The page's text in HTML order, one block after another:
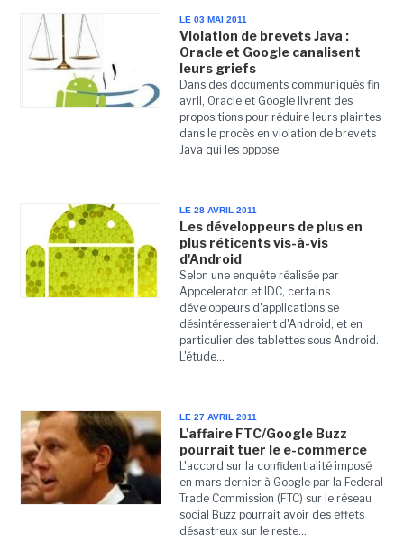
LE 03 MAI 2011
Violation de brevets Java :
Oracle et Google canalisent
leurs griefs
Dans des documents communiqués fin
avril, Oracle et Google livrent des
propositions pour réduire leurs plaintes
dans le procès en violation de brevets
Java qui les oppose.
LE 28 AVRIL 2011
Les développeurs de plus en
plus réticents vis-à-vis
d'Android
Selon une enquête réalisée par
Appcelerator et IDC, certains
développeurs d'applications se
désintéresseraient d'Android, et en
particulier des tablettes sous Android.
L'étude...
LE 27 AVRIL 2011
L'affaire FTC/Google Buzz
pourrait tuer le e-commerce
L'accord sur la confidentialité imposé
en mars dernier à Google par la Federal
Trade Commission (FTC) sur le réseau
social Buzz pourrait avoir des effets
désastreux sur le reste...